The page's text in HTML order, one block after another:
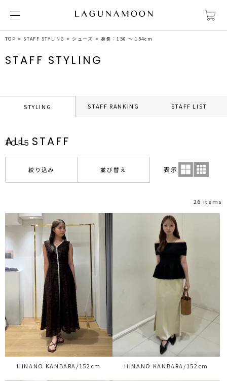
TOP STAFF STYLING シューズ 身長：150 ～ 154cm
STAFF STYLING
STYLING STAFF RANKING STAFF LIST
TOP5
ALL STAFF
絞り込み 並び替え 表示
26 items
HINANO KANBARA/152cm HINANO KANBARA/152cm